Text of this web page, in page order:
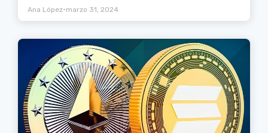
Ana López•marzo 31, 2024